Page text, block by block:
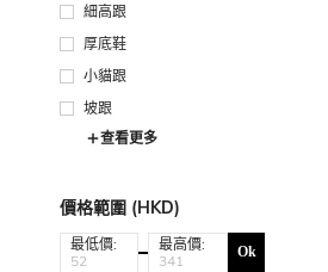
細高跟
厚底鞋
小貓跟
坡跟
查看更多
價格範圍 (HKD)
最低價: 最高價: Ok